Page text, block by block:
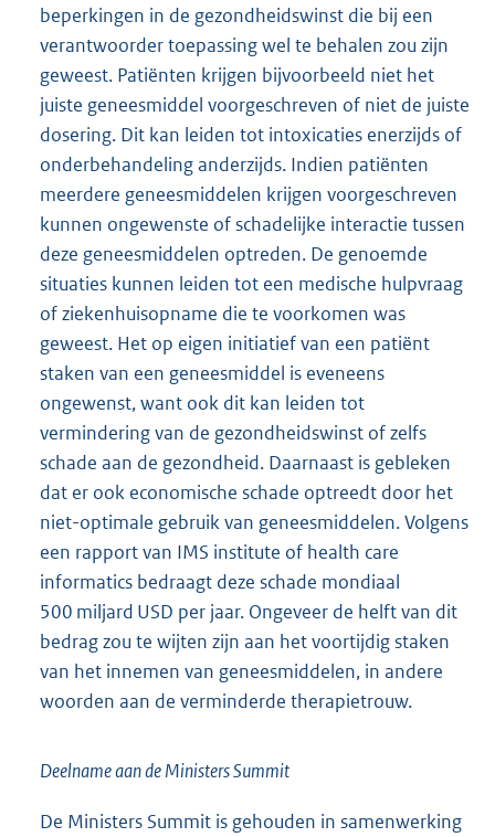
beperkingen in de gezondheidswinst die bij een
verantwoorder toepassing wel te behalen zou zijn
geweest. Patiënten krijgen bijvoorbeeld niet het
juiste geneesmiddel voorgeschreven of niet de juiste
dosering. Dit kan leiden tot intoxicaties enerzijds of
onderbehandeling anderzijds. Indien patiënten
meerdere geneesmiddelen krijgen voorgeschreven
kunnen ongewenste of schadelijke interactie tussen
deze geneesmiddelen optreden. De genoemde
situaties kunnen leiden tot een medische hulpvraag
of ziekenhuisopname die te voorkomen was
geweest. Het op eigen initiatief van een patiënt
staken van een geneesmiddel is eveneens
ongewenst, want ook dit kan leiden tot
vermindering van de gezondheidswinst of zelfs
schade aan de gezondheid. Daarnaast is gebleken
dat er ook economische schade optreedt door het
niet-optimale gebruik van geneesmiddelen. Volgens
een rapport van IMS institute of health care
informatics bedraagt deze schade mondiaal
500 miljard USD per jaar. Ongeveer de helft van dit
bedrag zou te wijten zijn aan het voortijdig staken
van het innemen van geneesmiddelen, in andere
woorden aan de verminderde therapietrouw.
Deelname aan de Ministers Summit
De Ministers Summit is gehouden in samenwerking